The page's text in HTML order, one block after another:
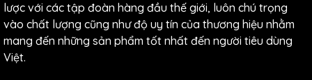
Đôi nét về thương hiệu Truliva
Các chứng nhận chất lượng về an
lược với các tập đoàn hàng đầu thế giới, luôn chú trọng
vào chất lượng cũng như độ uy tín của thương hiệu nhằm
mang đến những sản phẩm tốt nhất đến người tiêu dùng
Việt.